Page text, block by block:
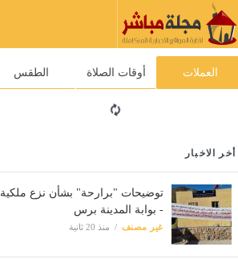
العملات أوقات الصلاة الطقس
أخر الاخبار
توضيحات "برارحة" بشأن نزع ملكية
- بوابة المدينة برس
غير مصنف منذ 20 ثانية